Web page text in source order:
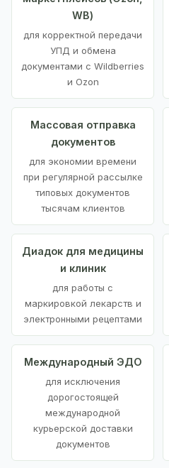
WB)
для корректной передачи
УПД и обмена
документами с Wildberries
и Ozon
Массовая отправка
документов
для экономии времени
при регулярной рассылке
типовых документов
тысячам клиентов
Диадок для медицины
и клиник
для работы с
маркировкой лекарств и
электронными рецептами
Международный ЭДО
для исключения
дорогостоящей
международной
курьерской доставки
документов